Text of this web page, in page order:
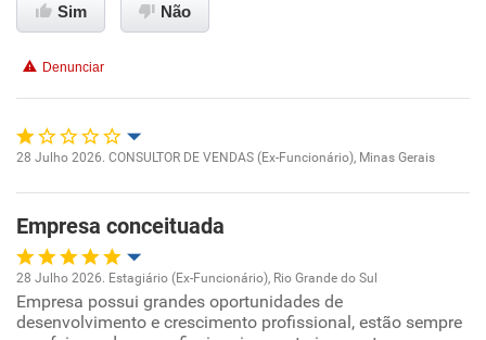
Recomenda esta empresa
Sim Não
Denunciar
Ambiente de trabalho
Conciliação com a vida familiar
28 Julho 2026. CONSULTOR DE VENDAS (Ex-Funcionário), Minas Gerais
Empresa conceituada
Oportunidade de promoção
28 Julho 2026. Estagiário (Ex-Funcionário), Rio Grande do Sul
Empresa possui grandes oportunidades de
desenvolvimento e crescimento profissional, estão sempre